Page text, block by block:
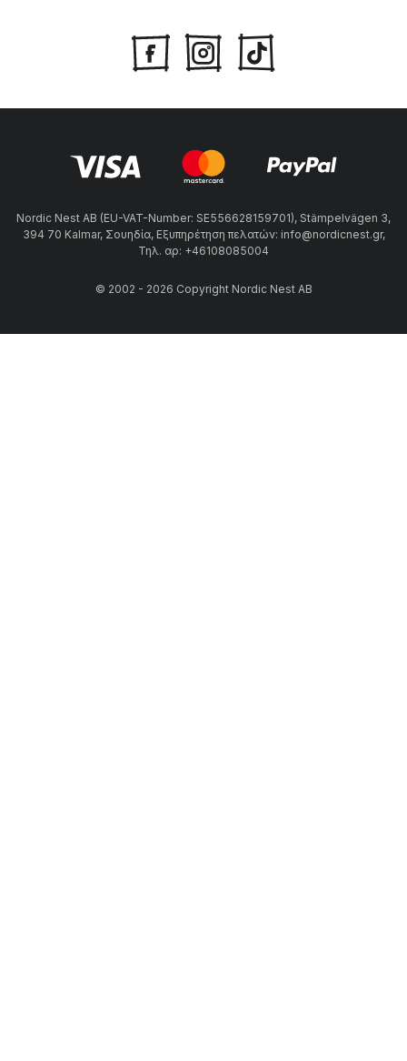
Nordic Nest AB (EU-VAT-Number: SE556628159701), Stämpelvägen 3,
394 70 Kalmar, Σουηδία, Εξυπηρέτηση πελατών: info@nordicnest.gr,
Τηλ. αρ: +46108085004
© 2002 - 2026 Copyright Nordic Nest AB